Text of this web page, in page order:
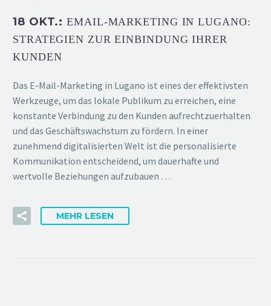
18 OKT.:EMAIL-MARKETING IN LUGANO:
STRATEGIEN ZUR EINBINDUNG IHRER
KUNDEN
Das E-Mail-Marketing in Lugano ist eines der effektivsten
Werkzeuge, um das lokale Publikum zu erreichen, eine
konstante Verbindung zu den Kunden aufrechtzuerhalten
und das Geschäftswachstum zu fördern. In einer
zunehmend digitalisierten Welt ist die personalisierte
Kommunikation entscheidend, um dauerhafte und
wertvolle Beziehungen aufzubauen …
MEHR LESEN